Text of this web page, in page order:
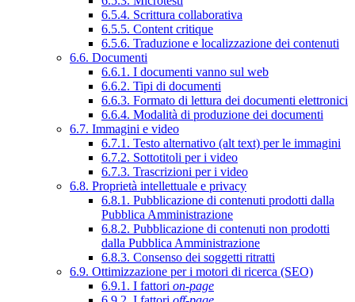
6.5.4. Scrittura collaborativa
6.5.5. Content critique
6.5.6. Traduzione e localizzazione dei contenuti
6.6. Documenti
6.6.1. I documenti vanno sul web
6.6.2. Tipi di documenti
6.6.3. Formato di lettura dei documenti elettronici
6.6.4. Modalità di produzione dei documenti
6.7. Immagini e video
6.7.1. Testo alternativo (alt text) per le immagini
6.7.2. Sottotitoli per i video
6.7.3. Trascrizioni per i video
6.8. Proprietà intellettuale e privacy
6.8.1. Pubblicazione di contenuti prodotti dalla
Pubblica Amministrazione
6.8.2. Pubblicazione di contenuti non prodotti
dalla Pubblica Amministrazione
6.8.3. Consenso dei soggetti ritratti
6.9. Ottimizzazione per i motori di ricerca (SEO)
6.9.1. I fattori on-page